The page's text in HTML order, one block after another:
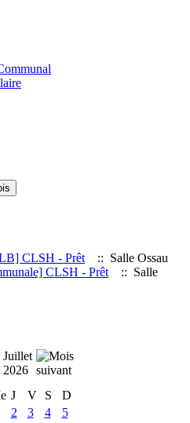
CLSH - Prêt
:: Salle Ossau
CLSH - Prêt
:: Salle
Juillet
2026
J V S
D
2 3 4
5